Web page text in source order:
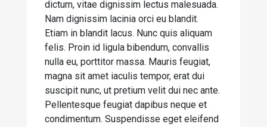
dictum, vitae dignissim lectus malesuada.
Nam dignissim lacinia orci eu blandit.
Etiam in blandit lacus. Nunc quis aliquam
felis. Proin id ligula bibendum, convallis
nulla eu, porttitor massa. Mauris feugiat,
magna sit amet iaculis tempor, erat dui
suscipit nunc, ut pretium velit dui nec ante.
Pellentesque feugiat dapibus neque et
condimentum. Suspendisse eget eleifend